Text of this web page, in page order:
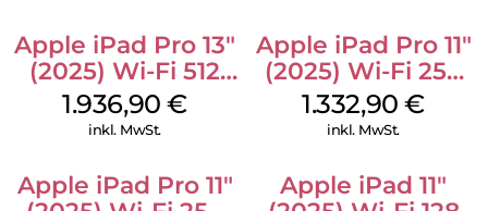
Apple iPad Pro 13″
(2025) Wi-Fi 512
GB Standardglas
Space Schwarz
1.936,90€
inkl. MwSt.
Apple iPad Pro 11″
(2025) Wi-Fi 256
GB Standardglas
Silber
1.332,90€
inkl. MwSt.
Apple iPad Pro 11″
Apple iPad 11″